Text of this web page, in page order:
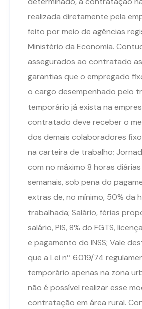
realizada diretamente pela
feito por meio de agências
Ministério da Economia.
assegurados ao contratado
garantias que o empregado
o cargo desempenhado pelo
temporário já exista na
contratado deve receber o
dos demais colaboradores
na carteira de trabalho;
com no máximo 8 horas
semanais, sob pena do
extras de, no mínimo, 50% da
trabalhada; Salário, férias
salário, PIS, 8% do FGTS,
e pagamento do INSS; Vale
que a Lei nº 6.019/74
temporário apenas na zona
não é possível realizar esse
contratação em área rural.